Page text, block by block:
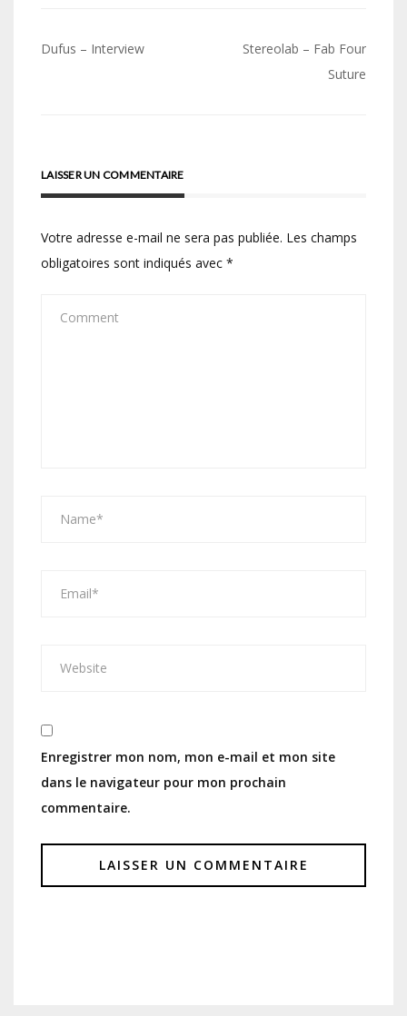
Navigation
Dufus – Interview
Stereolab – Fab Four
Suture
LAISSER UN COMMENTAIRE
Votre adresse e-mail ne sera pas publiée. Les champs
obligatoires sont indiqués avec *
Enregistrer mon nom, mon e-mail et mon site
dans le navigateur pour mon prochain
commentaire.